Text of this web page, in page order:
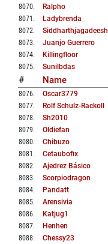
8070. Ralpho
8071 . Ladybrenda
8072. Siddharthjagadeesh
8073. Juanjo Guerrero
8074. Killingfloor
8075. Sunilbdas
# Name
8076. Oscar3779
8077. Rolf Schulz-Rackoll
8078. Sh2010
8079. Oldiefan
8080. Chibuzo
8081 . Cetaubofix
8082. Ajedrez Básico
8083. Scorpiodragon
8084. Pandatt
8085. Arensivia
8086. Katjug1
8087. Henhen
8088. Chessy23